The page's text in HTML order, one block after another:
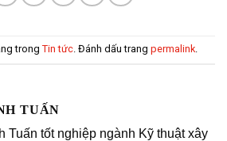
trong Tin tức. Đánh dấu trang permalink.
TUẤN
Tuấn tốt nghiệp ngành Kỹ thuật xây